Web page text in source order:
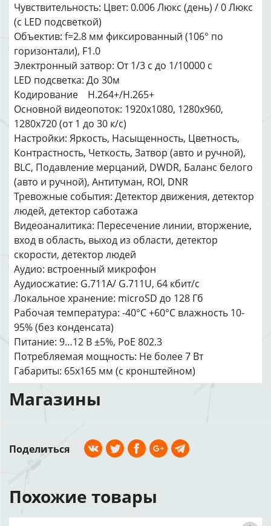
Чувствительность: Цвет: 0.006 Люкс (день) / 0 Люкс
(с LED подсветкой)
Объектив: f=2.8 мм фиксированный (106° по
горизонтали), F1.0
Электронный затвор: От 1/3 с до 1/10000 с
LED подсветка: До 30м
Кодирование H.264+/H.265+
Основной видеопоток: 1920x1080, 1280x960,
1280x720 (от 1 до 30 к/с)
Настройки: Яркость, Насыщенность, Цветность,
Контрастность, Четкость, Затвор (авто и ручной),
BLC, Подавление мерцаний, DWDR, Баланс белого
(авто и ручной), Антитуман, ROI, DNR
Тревожные события: Детектор движения, детектор
людей, детектор саботажа
Видеоаналитика: Пересечение линии, вторжение,
вход в область, выход из области, детектор
скорости, детектор людей
Аудио: встроенный микрофон
Аудиосжатие: G.711A/ G.711U, 64 кбит/с
Локальное хранение: microSD до 128 Гб
Рабочая температура: -40°С +60°С влажность 10-
95% (без конденсата)
Питание: 9…12 В ±5%, PoE 802.3
Потребляемая мощность: Не более 7 Вт
Габариты: 65х165 мм (с кронштейном)
Магазины
Поделиться
Похожие товары